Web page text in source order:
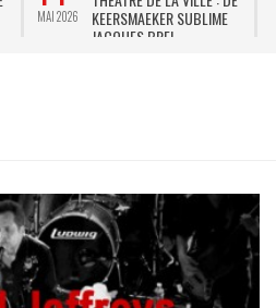
MAI 2026
KEERSMAEKER SUBLIME
JACQUES BREL